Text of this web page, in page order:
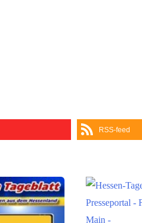
RSS-feed